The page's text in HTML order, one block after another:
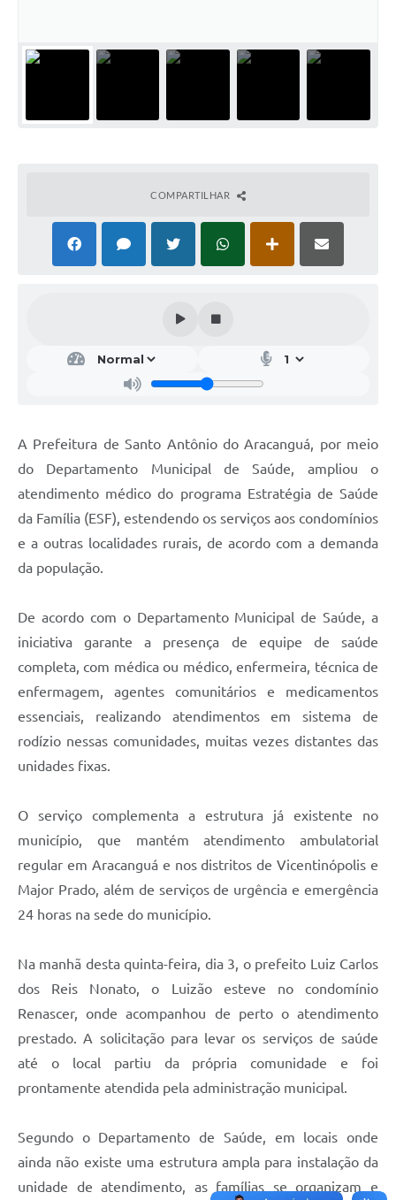
COMPARTILHAR
A Prefeitura de Santo Antônio do Aracanguá, por meio
do Departamento Municipal de Saúde, ampliou o
atendimento médico do programa Estratégia de Saúde
da Família (ESF), estendendo os serviços aos condomínios
e a outras localidades rurais, de acordo com a demanda
da população.
De acordo com o Departamento Municipal de Saúde, a
iniciativa garante a presença de equipe de saúde
completa, com médica ou médico, enfermeira, técnica de
enfermagem, agentes comunitários e medicamentos
essenciais, realizando atendimentos em sistema de
rodízio nessas comunidades, muitas vezes distantes das
unidades fixas.
O serviço complementa a estrutura já existente no
município, que mantém atendimento ambulatorial
regular em Aracanguá e nos distritos de Vicentinópolis e
Major Prado, além de serviços de urgência e emergência
24 horas na sede do município.
Na manhã desta quinta-feira, dia 3, o prefeito Luiz Carlos
dos Reis Nonato, o Luizão esteve no condomínio
Renascer, onde acompanhou de perto o atendimento
prestado. A solicitação para levar os serviços de saúde
até o local partiu da própria comunidade e foi
prontamente atendida pela administração municipal.
Segundo o Departamento de Saúde, em locais onde
ainda não existe uma estrutura ampla para instalação da
unidade de atendimento, as famílias se organizam e